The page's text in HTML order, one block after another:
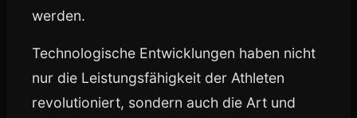
werden.
Technologische Entwicklungen haben nicht
nur die Leistungsfähigkeit der Athleten
revolutioniert, sondern auch die Art und